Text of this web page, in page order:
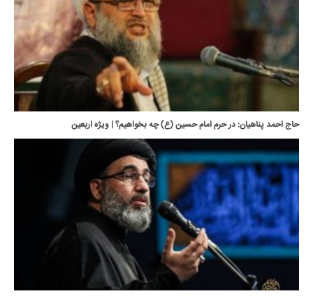
حاج احمد پناهیان: در حرم امام حسین (ع) چه بخواهیم؟ | ویژه اربعین